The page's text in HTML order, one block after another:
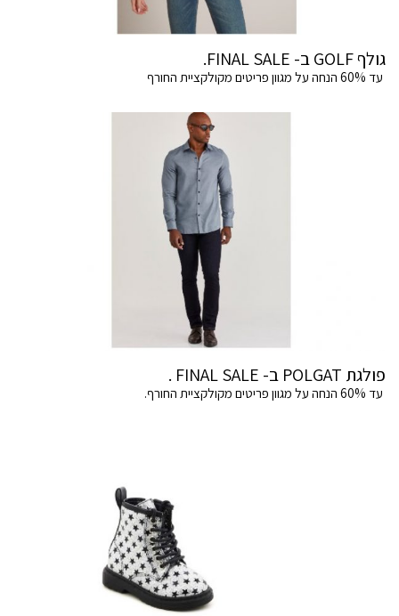
גולף GOLF ב- FINAL SALE.
עד 60% הנחה על מגוון פריטים מקולקציית החורף
פולגת POLGAT ב- FINAL SALE .
עד 60% הנחה על מגוון פריטים מקולקציית החורף.